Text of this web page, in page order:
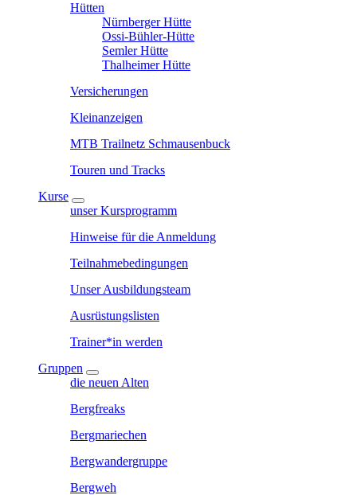
Hütten
Nürnberger Hütte
Ossi-Bühler-Hütte
Semler Hütte
Thalheimer Hütte
Versicherungen
Kleinanzeigen
MTB Trailnetz Schmausenbuck
Touren und Tracks
Kurse
unser Kursprogramm
Hinweise für die Anmeldung
Teilnahmebedingungen
Unser Ausbildungsteam
Ausrüstungslisten
Trainer*in werden
Gruppen
die neuen Alten
Bergfreaks
Bergmariechen
Bergwandergruppe
Bergweh